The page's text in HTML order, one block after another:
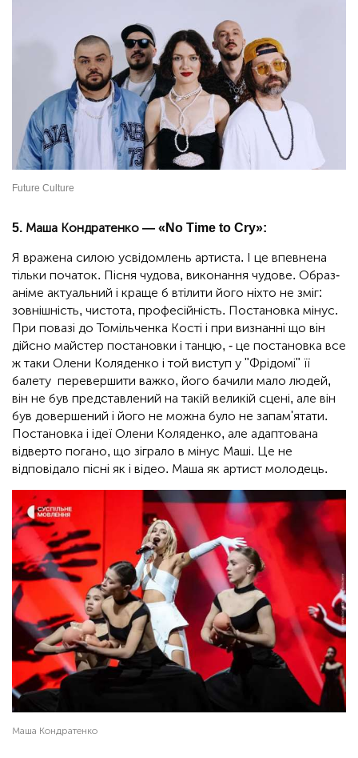
Future Culture
5. Маша Кондратенко — «No Time to Cry»:
Я вражена силою усвідомлень артиста. І це впевнена
тільки початок. Пісня чудова, виконання чудове. Образ-
аніме актуальний і краще б втілити його ніхто не зміг:
зовнішність, чистота, професійність. Постановка мінус.
При повазі до Томільченка Кості і при визнанні що він
дійсно майстер постановки і танцю, - це постановка все
ж таки Олени Коляденко і той виступ у "Фрідомі" її
балету перевершити важко, його бачили мало людей,
він не був представлений на такій великій сцені, але він
був довершений і його не можна було не запам'ятати.
Постановка і ідеї Олени Коляденко, але адаптована
відверто погано, що зіграло в мінус Маші. Це не
відповідало пісні як і відео. Маша як артист молодець.
Маша Кондратенко